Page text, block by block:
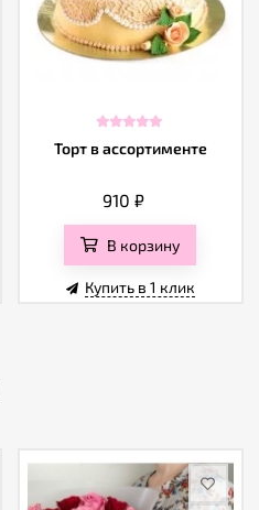
Торт в ассортименте
910₽
В корзину
Купить в 1 клик